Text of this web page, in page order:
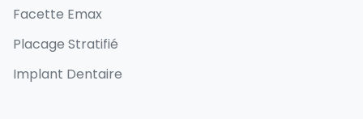
Facette Emax
Placage Stratifié
Implant Dentaire